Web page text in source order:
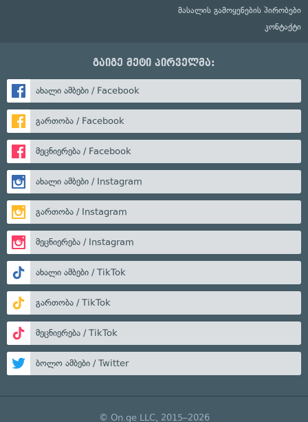
მასალის გამოყენების პირობები
კონტაქტი
გაიგე მეტი პირველმა:
ახალი ამბები / Facebook
გართობა / Facebook
მეცნიერება / Facebook
ახალი ამბები / Instagram
გართობა / Instagram
მეცნიერება / Instagram
ახალი ამბები / TikTok
გართობა / TikTok
მეცნიერება / TikTok
ბოლო ამბები / Twitter
© On.ge LLC, 2015–2026